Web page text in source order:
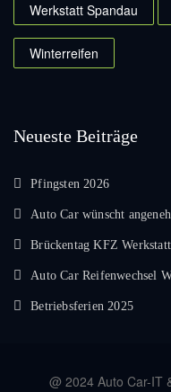
Werkstatt Spandau
Winterreifen
Neueste Beiträge
Pfingsten 2026
Auto Car wünscht
Brückentag KFZ
Auto Car Reifenwechsel
Betriebsferien 2025
@ 2024 Auto Car-IT